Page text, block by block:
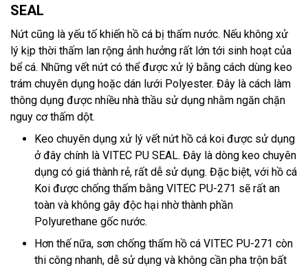
SEAL
Nứt cũng là yếu tố khiến hồ cá bị thấm nước. Nếu không xử
lý kịp thời thấm lan rộng ảnh hưởng rất lớn tới sinh hoạt của
bể cá. Những vết nứt có thể được xử lý bằng cách dùng keo
trám chuyên dụng hoặc dán lưới Polyester. Đây là cách làm
thông dụng được nhiều nhà thầu sử dụng nhằm ngăn chặn
nguy cơ thấm dột.
Keo chuyên dụng xử lý vết nứt hồ cá koi được sử dụng
ở đây chính là VITEC PU SEAL. Đây là dòng keo chuyên
dụng có giá thành rẻ, rất dễ sử dụng. Đặc biệt, với hồ cá
Koi được chống thấm bằng VITEC PU-271 sẽ rất an
toàn và không gây độc hại nhờ thành phần
Polyurethane gốc nước.
Hơn thế nữa, sơn chống thấm hồ cá VITEC PU-271 còn
thi công nhanh, dễ sử dụng và không cần pha trộn bất